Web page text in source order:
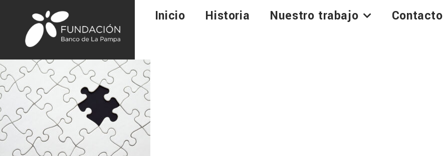
Inicio Historia Nuestro trabajo Contacto